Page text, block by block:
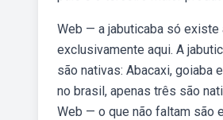
Web — a jabuticaba só existe
exclusivamente aqui. A
são nativas: Abacaxi, goiaba
no brasil, apenas três são
Web — o que não faltam são